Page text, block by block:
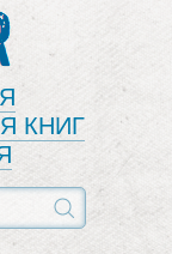
КНИГ